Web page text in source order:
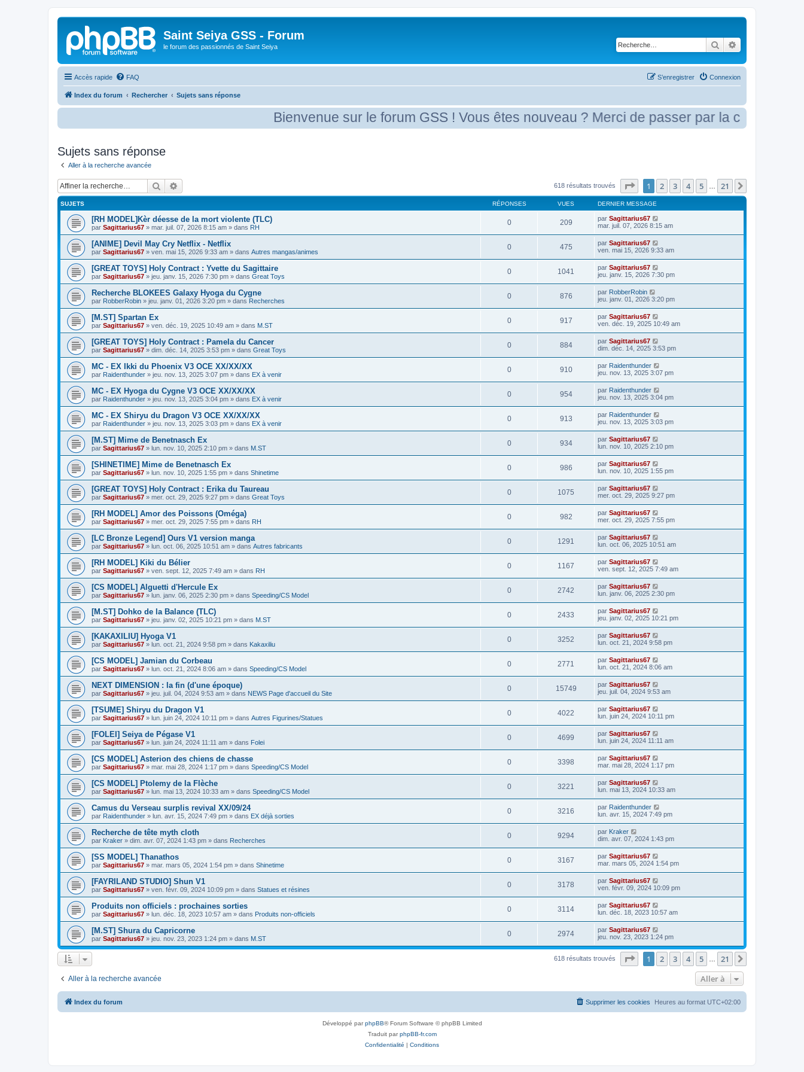
Saint Seiya GSS - Forum
le forum des passionnés de Saint Seiya Rechercher
Accès rapide FAQ Connexion
S’enregistrer
Index du forum Rechercher Sujets sans réponse
Bienvenue sur le forum GSS ! Vous êtes nouveau ? Merci de passer par la case
Sujets sans réponse
Aller à la recherche avancée
Rechercher 618 résultats trouvés Page sur21
1 2 3 4 5 21
SUJETS RÉPONSES VUES DERNIER MESSAGE
[RH MODEL]Kèr déesse de la mort violente (TLC)
par Sagittarius67 » mar. juil. 07, 2026 8:15 am » dans RH
0 209 par Sagittarius67
mar. juil. 07, 2026 8:15 am
[ANIME] Devil May Cry Netflix - Netflix
par Sagittarius67 » ven. mai 15, 2026 9:33 am » dans Autres mangas/animes
0 475 par Sagittarius67
ven. mai 15, 2026 9:33 am
[GREAT TOYS] Holy Contract : Yvette du Sagittaire
par Sagittarius67 » jeu. janv. 15, 2026 7:30 pm » dans Great Toys
0 1041 par Sagittarius67
jeu. janv. 15, 2026 7:30 pm
Recherche BLOKEES Galaxy Hyoga du Cygne
par RobberRobin » jeu. janv. 01, 2026 3:20 pm » dans Recherches
0 876 par RobberRobin
jeu. janv. 01, 2026 3:20 pm
[M.ST] Spartan Ex
par Sagittarius67 » ven. déc. 19, 2025 10:49 am » dans M.ST
0 917 par Sagittarius67
ven. déc. 19, 2025 10:49 am
[GREAT TOYS] Holy Contract : Pamela du Cancer
par Sagittarius67 » dim. déc. 14, 2025 3:53 pm » dans Great Toys
0 884 par Sagittarius67
dim. déc. 14, 2025 3:53 pm
MC - EX Ikki du Phoenix V3 OCE XX/XX/XX
par Raidenthunder » jeu. nov. 13, 2025 3:07 pm » dans EX à venir
0 910 par Raidenthunder
jeu. nov. 13, 2025 3:07 pm
MC - EX Hyoga du Cygne V3 OCE XX/XX/XX
par Raidenthunder » jeu. nov. 13, 2025 3:04 pm » dans EX à venir
0 954 par Raidenthunder
jeu. nov. 13, 2025 3:04 pm
MC - EX Shiryu du Dragon V3 OCE XX/XX/XX
par Raidenthunder » jeu. nov. 13, 2025 3:03 pm » dans EX à venir
0 913 par Raidenthunder
jeu. nov. 13, 2025 3:03 pm
[M.ST] Mime de Benetnasch Ex
par Sagittarius67 » lun. nov. 10, 2025 2:10 pm » dans M.ST
0 934 par Sagittarius67
lun. nov. 10, 2025 2:10 pm
[SHINETIME] Mime de Benetnasch Ex
par Sagittarius67 » lun. nov. 10, 2025 1:55 pm » dans Shinetime
0 986 par Sagittarius67
lun. nov. 10, 2025 1:55 pm
[GREAT TOYS] Holy Contract : Erika du Taureau
par Sagittarius67 » mer. oct. 29, 2025 9:27 pm » dans Great Toys
0 1075 par Sagittarius67
mer. oct. 29, 2025 9:27 pm
[RH MODEL] Amor des Poissons (Oméga)
par Sagittarius67 » mer. oct. 29, 2025 7:55 pm » dans RH
0 982 par Sagittarius67
mer. oct. 29, 2025 7:55 pm
[LC Bronze Legend] Ours V1 version manga
par Sagittarius67 » lun. oct. 06, 2025 10:51 am » dans Autres fabricants
0 1291 par Sagittarius67
lun. oct. 06, 2025 10:51 am
[RH MODEL] Kiki du Bélier
par Sagittarius67 » ven. sept. 12, 2025 7:49 am » dans RH
0 1167 par Sagittarius67
ven. sept. 12, 2025 7:49 am
[CS MODEL] Alguetti d'Hercule Ex
par Sagittarius67 » lun. janv. 06, 2025 2:30 pm » dans Speeding/CS Model
0 2742 par Sagittarius67
lun. janv. 06, 2025 2:30 pm
[M.ST] Dohko de la Balance (TLC)
par Sagittarius67 » jeu. janv. 02, 2025 10:21 pm » dans M.ST
0 2433 par Sagittarius67
jeu. janv. 02, 2025 10:21 pm
[KAKAXILIU] Hyoga V1
par Sagittarius67 » lun. oct. 21, 2024 9:58 pm » dans Kakaxiliu
0 3252 par Sagittarius67
lun. oct. 21, 2024 9:58 pm
[CS MODEL] Jamian du Corbeau
par Sagittarius67 » lun. oct. 21, 2024 8:06 am » dans Speeding/CS Model
0 2771 par Sagittarius67
lun. oct. 21, 2024 8:06 am
NEXT DIMENSION : la fin (d'une époque)
par Sagittarius67 » jeu. juil. 04, 2024 9:53 am » dans NEWS Page d'accueil du Site
0 15749 par Sagittarius67
jeu. juil. 04, 2024 9:53 am
[TSUME] Shiryu du Dragon V1
par Sagittarius67 » lun. juin 24, 2024 10:11 pm » dans Autres Figurines/Statues
0 4022 par Sagittarius67
lun. juin 24, 2024 10:11 pm
[FOLEI] Seiya de Pégase V1
par Sagittarius67 » lun. juin 24, 2024 11:11 am » dans Folei
0 4699 par Sagittarius67
lun. juin 24, 2024 11:11 am
[CS MODEL] Asterion des chiens de chasse
par Sagittarius67 » mar. mai 28, 2024 1:17 pm » dans Speeding/CS Model
0 3398 par Sagittarius67
mar. mai 28, 2024 1:17 pm
[CS MODEL] Ptolemy de la Flèche
par Sagittarius67 » lun. mai 13, 2024 10:33 am » dans Speeding/CS Model
0 3221 par Sagittarius67
lun. mai 13, 2024 10:33 am
Camus du Verseau surplis revival XX/09/24
par Raidenthunder » lun. avr. 15, 2024 7:49 pm » dans EX déjà sorties
0 3216 par Raidenthunder
lun. avr. 15, 2024 7:49 pm
Recherche de tête myth cloth
par Kraker » dim. avr. 07, 2024 1:43 pm » dans Recherches
0 9294 par Kraker
dim. avr. 07, 2024 1:43 pm
[SS MODEL] Thanathos
par Sagittarius67 » mar. mars 05, 2024 1:54 pm » dans Shinetime
0 3167 par Sagittarius67
mar. mars 05, 2024 1:54 pm
[FAYRILAND STUDIO] Shun V1
par Sagittarius67 » ven. févr. 09, 2024 10:09 pm » dans Statues et résines
0 3178 par Sagittarius67
ven. févr. 09, 2024 10:09 pm
Produits non officiels : prochaines sorties
par Sagittarius67 » lun. déc. 18, 2023 10:57 am » dans Produits non-officiels
0 3114 par Sagittarius67
lun. déc. 18, 2023 10:57 am
[M.ST] Shura du Capricorne
par Sagittarius67 » jeu. nov. 23, 2023 1:24 pm » dans M.ST
0 2974 par Sagittarius67
jeu. nov. 23, 2023 1:24 pm
618 résultats trouvés Page sur21
1 2 3 4 5 21
Aller à la recherche avancée Aller à
Index du forum Heures au format UTC+02:00
Supprimer les cookies
Développé parphpBB® Forum Software © phpBB Limited
Traduit parphpBB-fr.com
Confidentialité | Conditions